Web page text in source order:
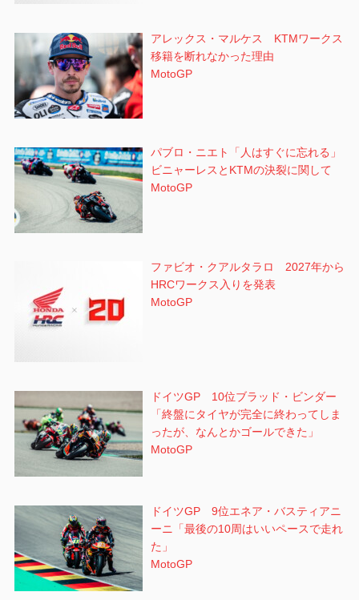
アレックス・マルケス KTMワークス
移籍を断れなかった理由
MotoGP
パブロ・ニエト「人はすぐに忘れる」
ビニャーレスとKTMの決裂に関して
MotoGP
ファビオ・クアルタラロ 2027年から
HRCワークス入りを発表
MotoGP
ドイツGP 10位ブラッド・ビンダー
「終盤にタイヤが完全に終わってしま
ったが、なんとかゴールできた」
MotoGP
ドイツGP 9位エネア・バスティアニ
ーニ「最後の10周はいいペースで走れ
た」
MotoGP